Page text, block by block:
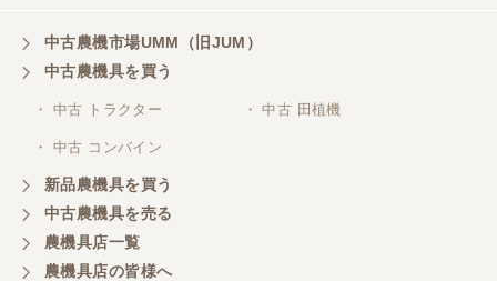
三重県／山本
対応ありがとうございました。
三重県／山本
共立シュレッターを受け取りました。 状態は問題な
く、エンジンも調子がよさそうです。 ありがとうご
ざいました。
中古農機市場UMM（旧JUM）
中古農機具を買う
・ 中古 トラクター ・ 中古 田植機
・ 中古 コンバイン
新品農機具を買う
中古農機具を売る
農機具店一覧
農機具店の皆様へ